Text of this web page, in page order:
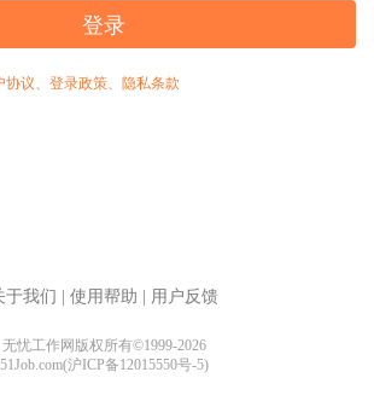
登录
协议、 登录政策、 隐私条款
于我们 使用帮助 用户反馈
无忧工作网版权所有©1999-2026
51Job.com(沪ICP备12015550号-5)